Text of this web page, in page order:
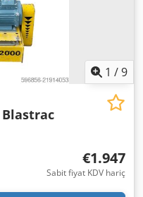
1 /9
Blastrac
€1.947
Sabit fiyat KDV hariç